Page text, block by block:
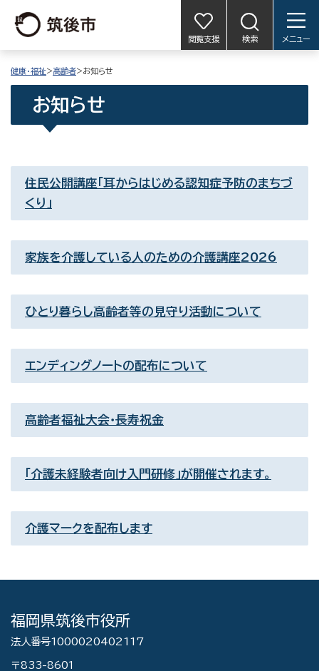
閲覧支援 検索 メニュー
健康・福祉>高齢者>お知らせ
お知らせ
住民公開講座「耳からはじめる認知症予防のまちづ
くり」
家族を介護している人のための介護講座2026
ひとり暮らし高齢者等の見守り活動について
エンディングノートの配布について
高齢者福祉大会・長寿祝金
「介護未経験者向け入門研修」が開催されます。
介護マークを配布します
福岡県筑後市役所
法人番号1000020402117
〒833-8601